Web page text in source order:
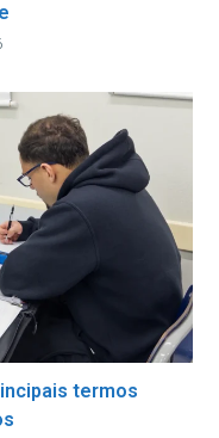
termos